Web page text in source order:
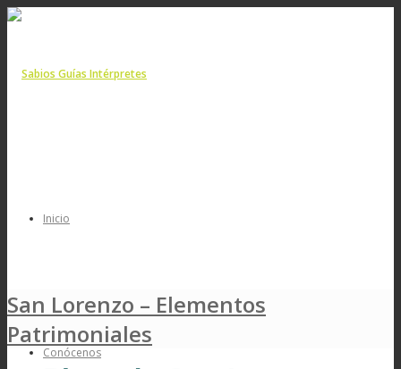
Inicio
Conócenos
San Lorenzo – Elementos
Patrimoniales